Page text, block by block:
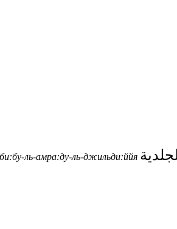
ль-амра:ду-ль-джильди:ййя